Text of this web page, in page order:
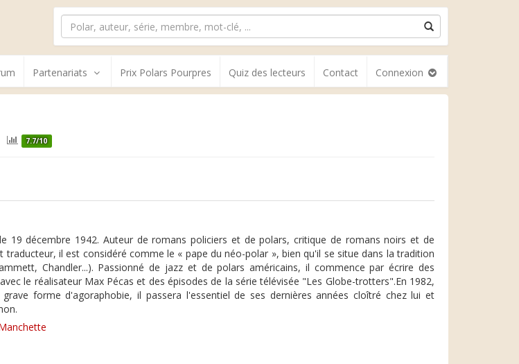
Partenariats Prix Polars Pourpres Quiz des lecteurs Contact Connexion
7.7/10
19 décembre 1942. Auteur de romans policiers et de polars, critique de romans noirs et de
il est considéré comme le « pape du néo-polar », bien qu'il se situe dans la tradition
Chandler...). Passionné de jazz et de polars américains, il commence par écrire des
le réalisateur Max Pécas et des épisodes de la série télévisée "Les Globe-trotters".En 1982,
forme d'agoraphobie, il passera l'essentiel de ses dernières années cloîtré chez lui et